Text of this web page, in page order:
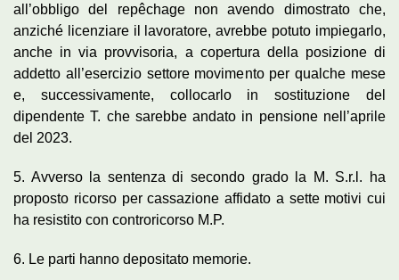
all’obbligo del repêchage non avendo dimostrato che,
anziché licenziare il lavoratore, avrebbe potuto impiegarlo,
anche in via provvisoria, a copertura della posizione di
addetto all’esercizio settore movimento per qualche mese
e, successivamente, collocarlo in sostituzione del
dipendente T. che sarebbe andato in pensione nell’aprile
del 2023.
5. Avverso la sentenza di secondo grado la M. S.r.l. ha
proposto ricorso per cassazione affidato a sette motivi cui
ha resistito con controricorso M.P.
6. Le parti hanno depositato memorie.